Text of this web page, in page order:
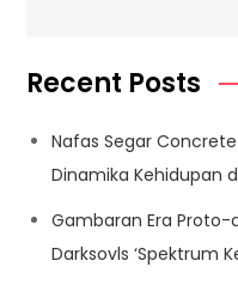
Recent Posts
Nafas Segar
Dinamika Kehidupan
Gambaran Era Proto-
Darksovls ‘Spektrum